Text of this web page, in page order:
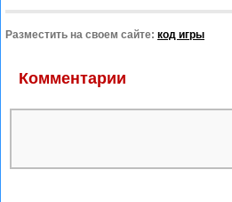
Разместить на своем сайте: код игры
Комментарии